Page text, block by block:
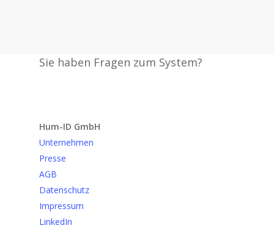
Sie haben Fragen zum System?
Hum-ID GmbH
Unternehmen
Presse
AGB
Datenschutz
Impressum
LinkedIn